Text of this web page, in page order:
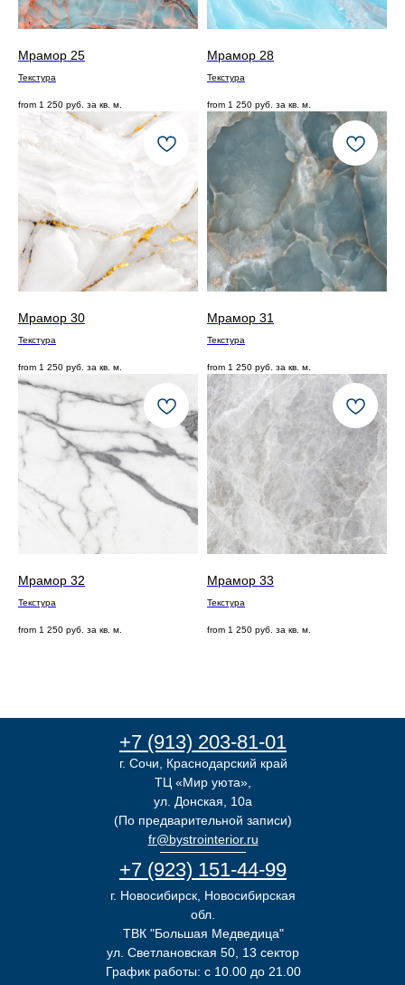
Мрамор 25
Текстура
from 1 250 руб. за кв. м.
Мрамор 28
Текстура
from 1 250 руб. за кв. м.
Мрамор 30
Текстура
from 1 250 руб. за кв. м.
Мрамор 31
Текстура
from 1 250 руб. за кв. м.
Мрамор 32
Текстура
from 1 250 руб. за кв. м.
Мрамор 33
Текстура
from 1 250 руб. за кв. м.
+7 (923) 151-44-99
г. Новосибирск, Новосибирская
обл.
ТВК "Большая Медведица"
ул. Светлановская 50, 13 сектор
График работы: с 10.00 до 21.00
+7 (913) 203-81-01
г. Сочи, Краснодарский край
ТЦ «Мир уюта»,
ул. Донская, 10а
(По предварительной записи)
fr@bystrointerior.ru